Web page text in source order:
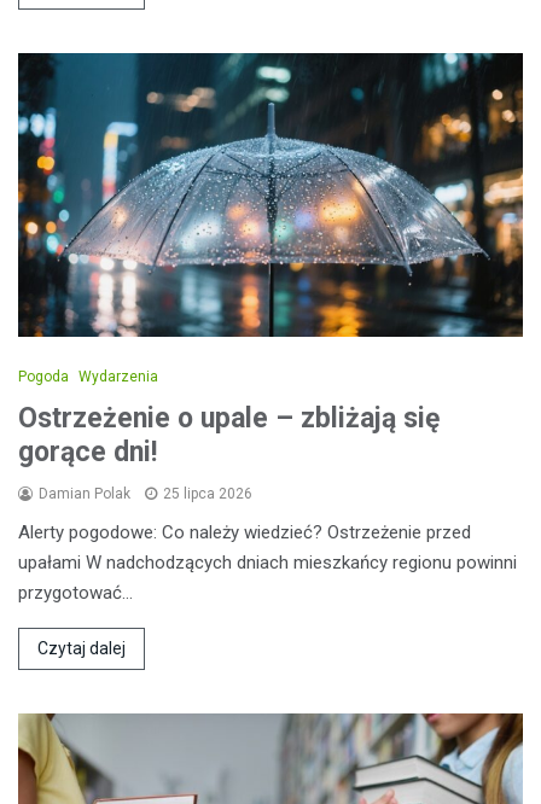
Pogoda Wydarzenia
Ostrzeżenie o upale – zbliżają się
gorące dni!
Damian Polak 25 lipca 2026
Alerty pogodowe: Co należy wiedzieć? Ostrzeżenie przed
upałami W nadchodzących dniach mieszkańcy regionu powinni
przygotować…
Czytaj dalej